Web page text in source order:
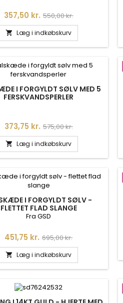
Pris
357,50 kr. Normalpris
550,00 kr.
 Læg i indkøbskurv
I FORGYLDT SØLV MED 5
FERSKVANDSPERLER
Pris
373,75 kr. Normalpris
575,00 kr.
 Læg i indkøbskurv
I FORGYLDT SØLV -
FLETTET FLAD SLANGE
Fra GSD
Pris
451,75 kr. Normalpris
695,00 kr.
 Læg i indkøbskurv